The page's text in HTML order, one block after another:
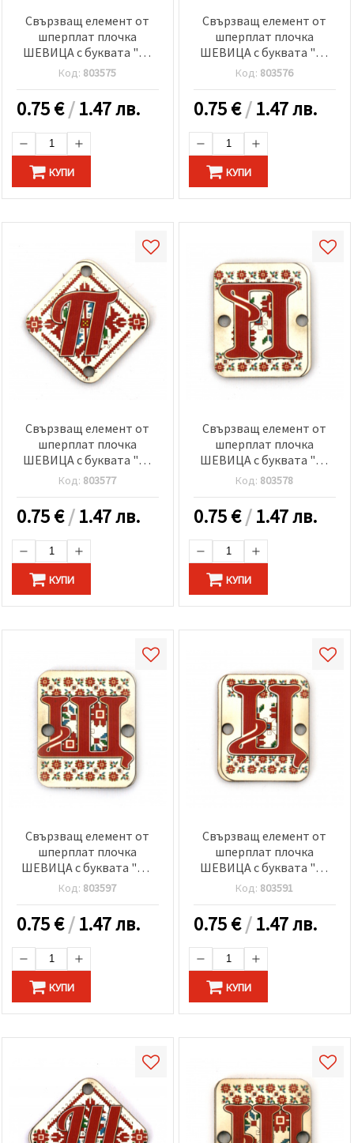
Свързващ елемент от
шперплат плочка
ШЕВИЦА с буквата "О"
30x2 мм дупка 2.5 мм -5
броя
Код: 803575
0.75€/1.47 лв.
КУПИ
Свързващ елемент от
шперплат плочка
ШЕВИЦА с буквата "О"
20x25x2 мм дупка 2.5 мм
-5 броя
Код: 803576
0.75€/1.47 лв.
КУПИ
Свързващ елемент от
шперплат плочка
ШЕВИЦА с буквата "П"
30x2 мм дупка 2.5 мм -5
броя
Код: 803577
0.75€/1.47 лв.
КУПИ
Свързващ елемент от
шперплат плочка
ШЕВИЦА с буквата "П"
20x25x2 мм дупка 2.5 мм
-5 броя
Код: 803578
0.75€/1.47 лв.
КУПИ
Свързващ елемент от
шперплат плочка
ШЕВИЦА с буквата "Щ"
20x25x2 мм дупка 2.5 мм
-5 броя
Код: 803597
0.75€/1.47 лв.
КУПИ
Свързващ елемент от
шперплат плочка
ШЕВИЦА с буквата "Ц"
20x25x2 мм дупка 2.5 мм
-5 броя
Код: 803591
0.75€/1.47 лв.
КУПИ